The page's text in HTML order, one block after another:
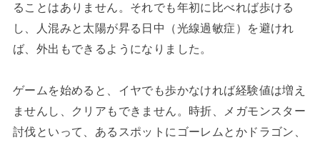
ることはありません。それでも年初に比べれば歩ける
し、人混みと太陽が昇る日中（光線過敏症）を避けれ
ば、外出もできるようになりました。
ゲームを始めると、イヤでも歩かなければ経験値は増え
ませんし、クリアもできません。時折、メガモンスター
討伐といって、あるスポットにゴーレムとかドラゴン、